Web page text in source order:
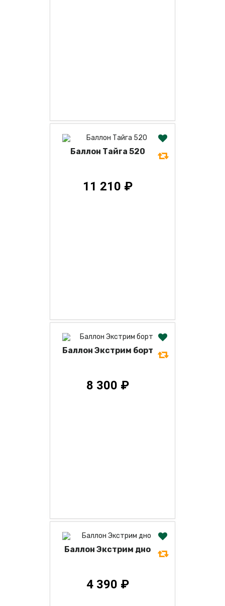
Баллон Тайга 520
11 210 ₽
Баллон Экстрим борт
8 300 ₽
Баллон Экстрим дно
4 390 ₽